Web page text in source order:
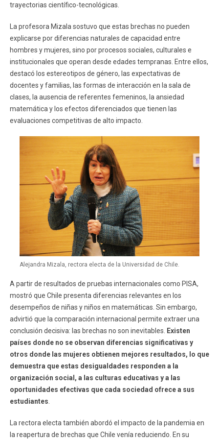
trayectorias científico-tecnológicas.
La profesora Mizala sostuvo que estas brechas no pueden
explicarse por diferencias naturales de capacidad entre
hombres y mujeres, sino por procesos sociales, culturales e
institucionales que operan desde edades tempranas. Entre ellos,
destacó los estereotipos de género, las expectativas de
docentes y familias, las formas de interacción en la sala de
clases, la ausencia de referentes femeninos, la ansiedad
matemática y los efectos diferenciados que tienen las
evaluaciones competitivas de alto impacto.
Alejandra Mizala, rectora electa de la Universidad de Chile.
A partir de resultados de pruebas internacionales como PISA,
mostró que Chile presenta diferencias relevantes en los
desempeños de niñas y niños en matemáticas. Sin embargo,
advirtió que la comparación internacional permite extraer una
conclusión decisiva: las brechas no son inevitables.
Existen
países donde no se observan diferencias significativas y
otros donde las mujeres obtienen mejores resultados, lo que
demuestra que estas desigualdades responden a la
organización social, a las culturas educativas y a las
oportunidades efectivas que cada sociedad ofrece a sus
estudiantes
La rectora electa también abordó el impacto de la pandemia en
la reapertura de brechas que Chile venía reduciendo. En su